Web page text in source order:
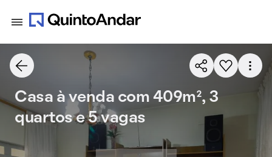
Casa à venda com 409m², 3
quartos e 5 vagas